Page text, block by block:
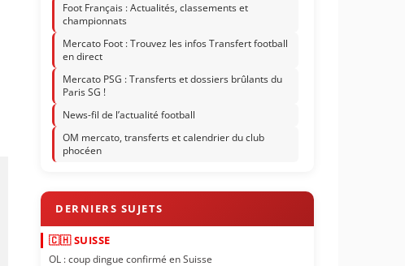
Foot Français : Actualités, classements et
championnats
Mercato Foot : Trouvez les infos Transfert football
en direct
Mercato PSG : Transferts et dossiers brûlants du
Paris SG !
News-fil de l’actualité football
OM mercato, transferts et calendrier du club
phocéen
🇨🇭 SUISSE
OL : coup dingue confirmé en Suisse